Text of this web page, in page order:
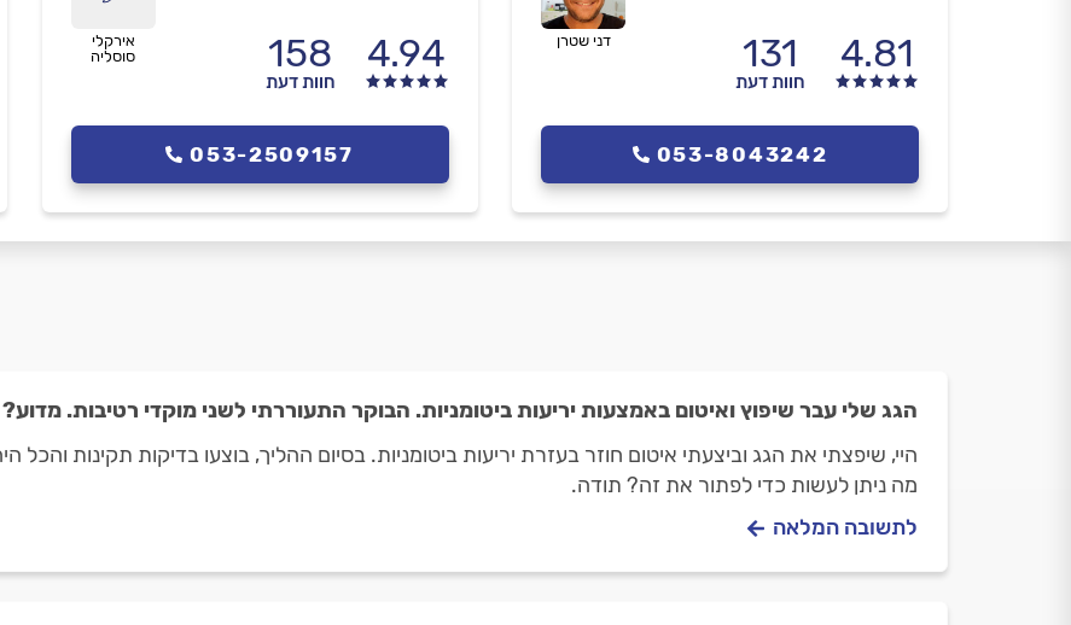
4.81
131
חוות דעת
דני שטרן
053-8043242
4.94
158
חוות דעת
אירקלי
סוסליה
053-2509157
הגג שלי עבר שיפוץ ואיטום באמצעות יריעות ביטומניות. הבוקר התעוררתי לשני מוקדי רטיבות. מדוע?
מה ניתן לעשות כדי לפתור את זה? תודה.
לתשובה המלאה